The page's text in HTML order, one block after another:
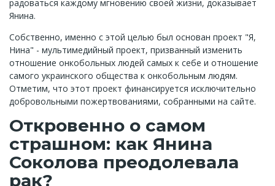
радоваться каждому мгновению своей жизни, доказывает
Янина.
Собственно, именно с этой целью был основан проект "Я,
Нина" - мультимедийный проект, призванный изменить
отношение онкобольных людей самых к себе и отношение
самого украинского общества к онкобольным людям.
Отметим, что этот проект финансируется исключительно
добровольными пожертвованиями, собранными на сайте.
Откровенно о самом
страшном: как Янина
Соколова преодолевала
рак?